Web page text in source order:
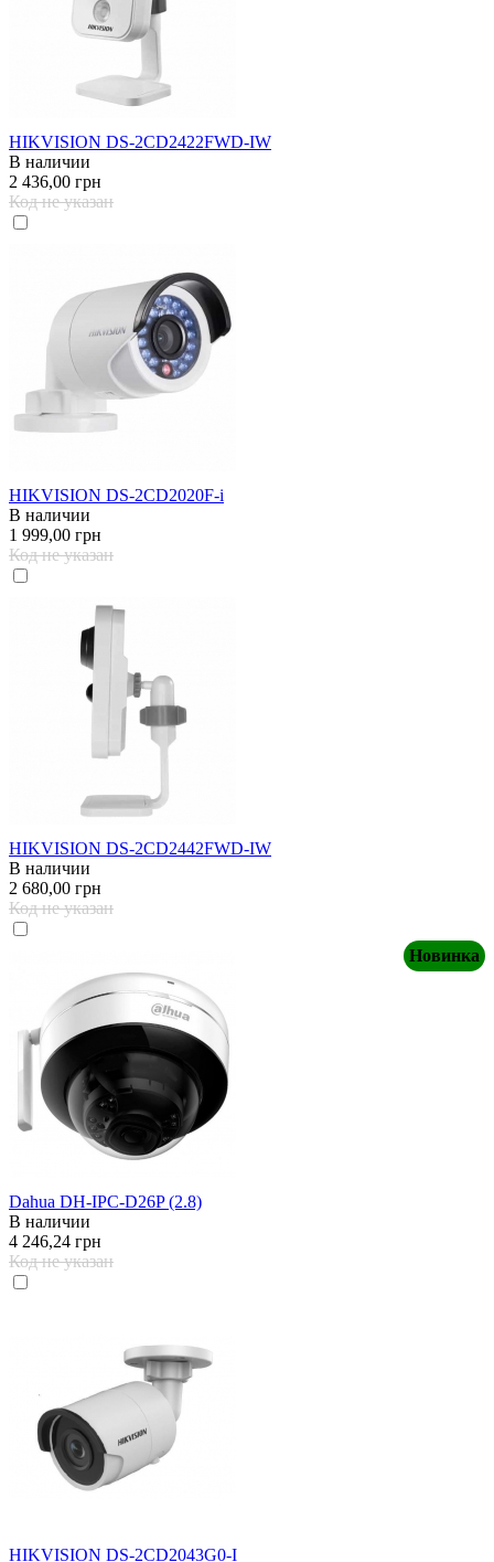
HIKVISION DS-2CD2422FWD-IW
В наличии
2 436,00 грн
Код не указан
HIKVISION DS-2CD2020F-i
В наличии
1 999,00 грн
Код не указан
HIKVISION DS-2CD2442FWD-IW
В наличии
2 680,00 грн
Код не указан
Новинка
Dahua DH-IPC-D26P (2.8)
В наличии
4 246,24 грн
Код не указан
HIKVISION DS-2CD2043G0-I